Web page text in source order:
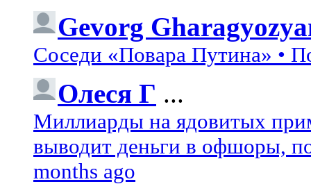
Gevorg
Соседи «Повара Путина» •
Олеся Г ...
Миллиарды на ядовитых
выводит деньги в офшоры,
months ago